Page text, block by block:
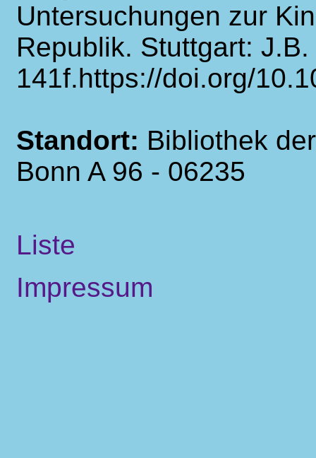
Untersuchungen zur
Republik. Stuttgart:
141f.https://doi.org/
Standort: Bibliothek
Bonn A 96 - 06235
Liste
Impressum